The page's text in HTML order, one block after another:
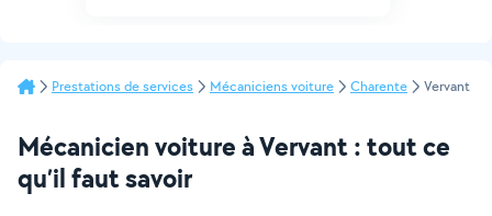
Prestations de services Mécaniciens voiture Charente Vervant
Mécanicien voiture à Vervant : tout ce
qu’il faut savoir